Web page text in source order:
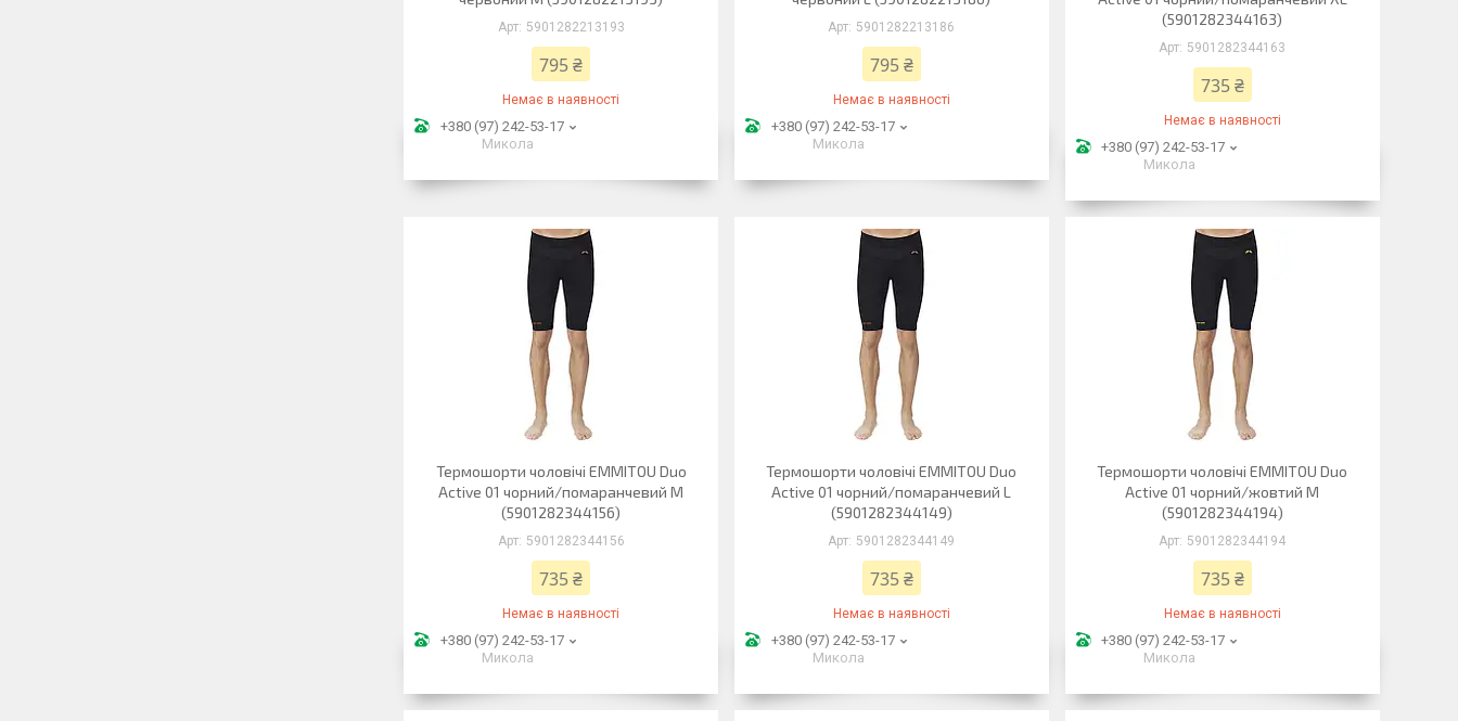
5901282213193
795 ₴
Немає в наявності
+380 (97) 242-53-17
Микола
5901282213186
795 ₴
Немає в наявності
+380 (97) 242-53-17
Микола
(5901282344163)
5901282344163
735 ₴
Немає в наявності
+380 (97) 242-53-17
Микола
Термошорти чоловічі EMMITOU Duo
Active 01 чорний/помаранчевий M
(5901282344156)
5901282344156
735 ₴
Немає в наявності
+380 (97) 242-53-17
Микола
Термошорти чоловічі EMMITOU Duo
Active 01 чорний/помаранчевий L
(5901282344149)
5901282344149
735 ₴
Немає в наявності
+380 (97) 242-53-17
Микола
Термошорти чоловічі EMMITOU Duo
Active 01 чорний/жовтий M
(5901282344194)
5901282344194
735 ₴
Немає в наявності
+380 (97) 242-53-17
Микола